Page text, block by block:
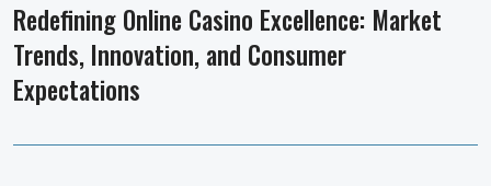
Next
post:
Redefining Online Casino Excellence: Market
Trends, Innovation, and Consumer
Expectations